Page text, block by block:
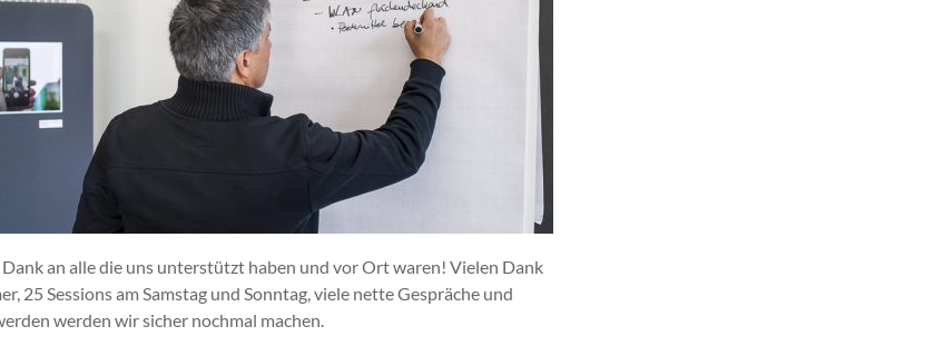
Dank an alle die uns unterstützt haben und vor Ort waren! Vielen Dank
25 Sessions am Samstag und Sonntag, viele nette Gespräche und
werden wir sicher nochmal machen.